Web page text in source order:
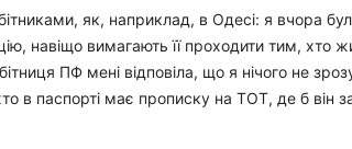
як, наприклад, в Одесі: я вчора
навіщо вимагають її проходити тим, хто
ПФ мені відповіла, що я нічого не
в паспорті має прописку на ТОТ, де б він